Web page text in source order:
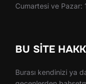
Cumartesi ve Pazar:
BU SITE
Burası kendinizi ya